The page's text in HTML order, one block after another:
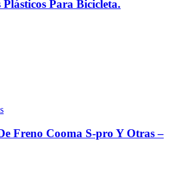
Para Bicicleta.
Freno Cooma S-pro Y Otras –